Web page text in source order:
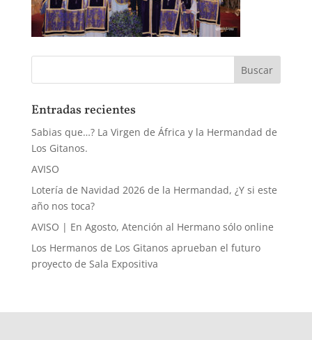
Entradas recientes
Sabias que…? La Virgen de África y la Hermandad de
Los Gitanos.
AVISO
Lotería de Navidad 2026 de la Hermandad, ¿Y si este
año nos toca?
AVISO | En Agosto, Atención al Hermano sólo online
Los Hermanos de Los Gitanos aprueban el futuro
proyecto de Sala Expositiva